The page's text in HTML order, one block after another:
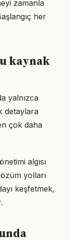
zamanla
her
kaynak
yalnızca
detaylara
çok daha
algısı
yolları
keşfetmek,